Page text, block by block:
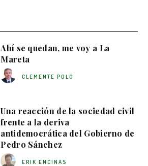
Ahí se quedan, me voy a La
Mareta
CLEMENTE POLO
Una reacción de la sociedad civil
frente a la deriva
antidemocrática del Gobierno de
Pedro Sánchez
ERIK ENCINAS